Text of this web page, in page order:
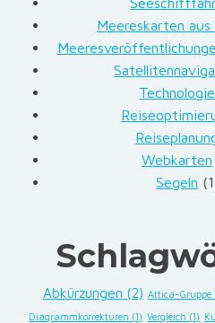
Meereskarten aus
Technologie
Webkarten
Segeln
Abkürzungen (2) Attica-Gruppe
Diagrammkorrekturen (1) Vergleich (1)